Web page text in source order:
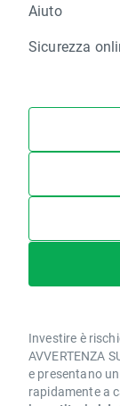
Aiuto
Sicurezza
Investire è
AVVERTENZA
e presentano
rapidamente a